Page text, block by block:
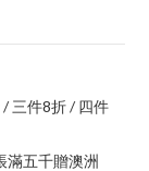
三件8折 / 四件
滿五千贈澳洲